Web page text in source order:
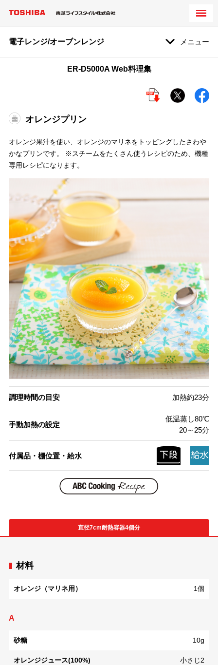
電子レンジ/オーブンレンジ メニュー
ER-D5000A Web料理集
オレンジプリン
オレンジ果汁を使い、オレンジのマリネをトッピングしたさわや
かなプリンです。 ※スチームをたくさん使うレシピのため、機種
専用レシピになります。
調理時間の目安 加熱約23分
手動加熱の設定
低温蒸し80℃
20～25分
付属品・棚位置・給水
直径7cm耐熱容器4個分
材料
オレンジ（マリネ用） 1個
A
砂糖 10g
オレンジジュース(100%) 小さじ2